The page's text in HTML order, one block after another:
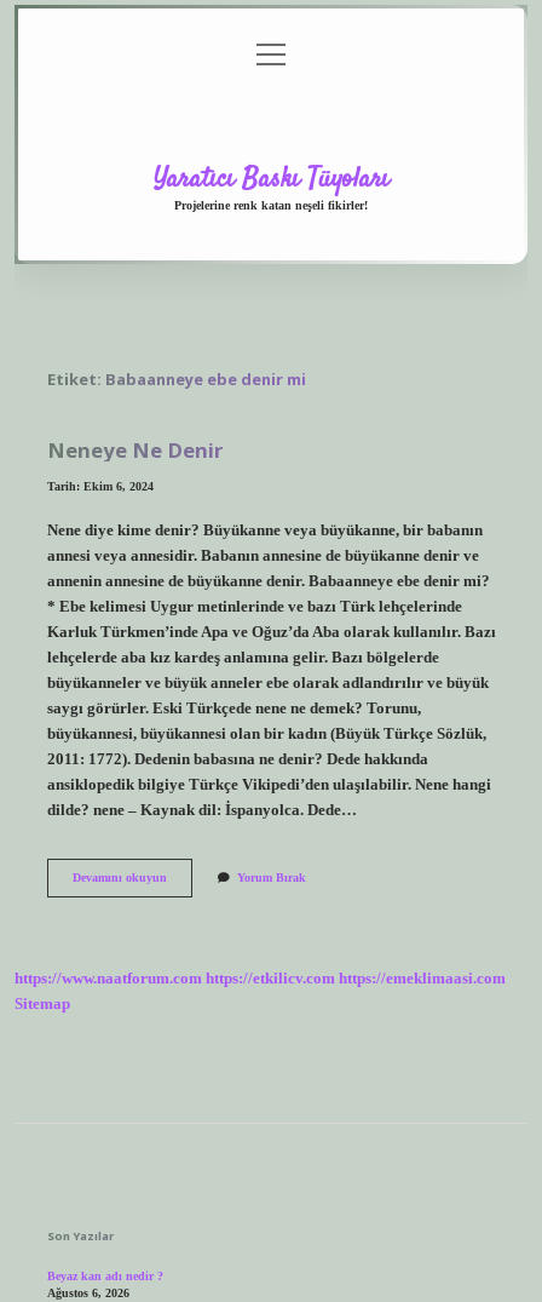
menüyü
aç
Yaratıcı Baskı Tüyoları
Projelerine renk katan neşeli fikirler!
Etiket: Babaanneye ebe denir mi
Neneye Ne Denir
Tarih: Ekim 6, 2024
Nene diye kime denir? Büyükanne veya büyükanne, bir babanın
annesi veya annesidir. Babanın annesine de büyükanne denir ve
annenin annesine de büyükanne denir. Babaanneye ebe denir mi?
* Ebe kelimesi Uygur metinlerinde ve bazı Türk lehçelerinde
Karluk Türkmen’inde Apa ve Oğuz’da Aba olarak kullanılır. Bazı
lehçelerde aba kız kardeş anlamına gelir. Bazı bölgelerde
büyükanneler ve büyük anneler ebe olarak adlandırılır ve büyük
saygı görürler. Eski Türkçede nene ne demek? Torunu,
büyükannesi, büyükannesi olan bir kadın (Büyük Türkçe Sözlük,
2011: 1772). Dedenin babasına ne denir? Dede hakkında
ansiklopedik bilgiye Türkçe Vikipedi’den ulaşılabilir. Nene hangi
dilde? nene – Kaynak dil: İspanyolca. Dede…
Devamını okuyunNeneye
Yorum Bırak
https://www.naatforum.com https://etkilicv.com https://emeklimaasi.com
Sitemap
Son Yazılar
Beyaz kan adı nedir ?
Ağustos 6, 2026